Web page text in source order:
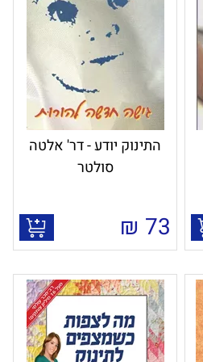
התינוק יודע - דר' אלטה
סולטר
73
₪